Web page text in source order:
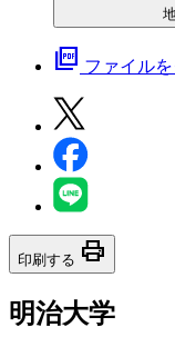
picture_as_pdf ファイル
印刷する print
明治大学